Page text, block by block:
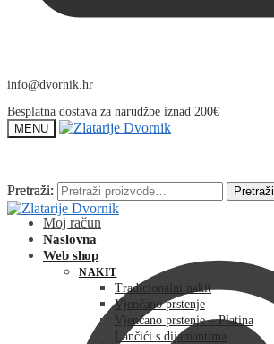
info@dvornik.hr
Besplatna dostava za narudžbe iznad 200€
MENU
Pretraži: Pretraži
Moj račun
Pretraži: Pretraži
Naslovna
Web shop
NAKIT
Tradicionalni nakit
Vjenčano prstenje
Vjenčano prstenje – Platina
Lančići s dijamantima